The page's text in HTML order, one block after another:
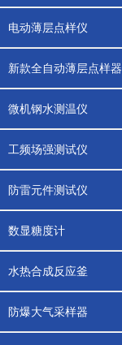
电动薄层点样仪
新款全自动薄层点样器
微机钢水测温仪
工频场强测试仪
防雷元件测试仪
数显糖度计
水热合成反应釜
防爆大气采样器